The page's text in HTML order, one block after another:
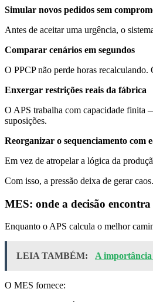
Simular novos pedidos sem
Antes de aceitar uma urgência, o
Comparar cenários em segundos
O PPCP não perde horas
Enxergar restrições reais da fábrica
O APS trabalha com capacidade finita
suposições.
Reorganizar o sequenciamento com
Em vez de atropelar a lógica da
Com isso, a pressão deixa de gerar
MES: onde a decisão
Enquanto o APS calcula o melhor
LEIA TAMBÉM: A importância
O MES fornece: